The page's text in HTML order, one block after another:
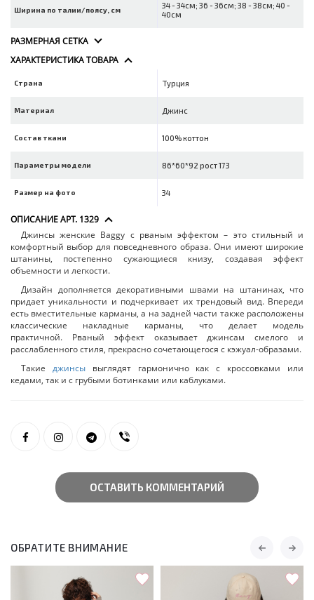
Ширина по талии/поясу, см
34 - 34см; 36 - 36см; 38 - 38см; 40 -
40см
РАЗМЕРНАЯ СЕТКА
ХАРАКТЕРИСТИКА ТОВАРА
Страна Турция
Материал Джинс
Состав ткани 100% коттон
Параметры модели 86*60*92 рост 173
Размер на фото 34
ОПИСАНИЕ АРТ. 1329
Джинсы женские Вaggy с рваным эффектом – это стильный и
комфортный выбор для повседневного образа. Они имеют широкие
штанины, постепенно сужающиеся книзу, создавая эффект
объемности и легкости.
Дизайн дополняется декоративными швами на штанинах, что
придает уникальности и подчеркивает их трендовый вид. Впереди
есть вместительные карманы, а на задней части также расположены
классические накладные карманы, что делает модель
практичной. Рваный эффект оказывает джинсам смелого и
расслабленного стиля, прекрасно сочетающегося с кэжуал-образами.
Такие джинсывыглядят гармонично как с кроссовками или
кедами, так и с грубыми ботинками или каблуками.
ОСТАВИТЬ КОММЕНТАРИЙ
ОБРАТИТЕ ВНИМАНИЕ